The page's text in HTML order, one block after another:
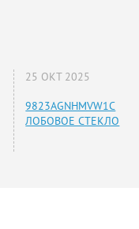
25 ОКТ 2025
9823AGNHMVW1C
ЛОБОВОЕ СТЕКЛО